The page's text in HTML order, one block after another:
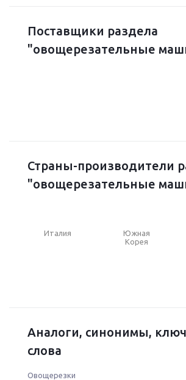
Поставщики раздела
"овощерезательные
Страны-производители
"овощерезательные
Италия
Южная
Корея
Аналоги, синонимы,
слова
Овощерезки